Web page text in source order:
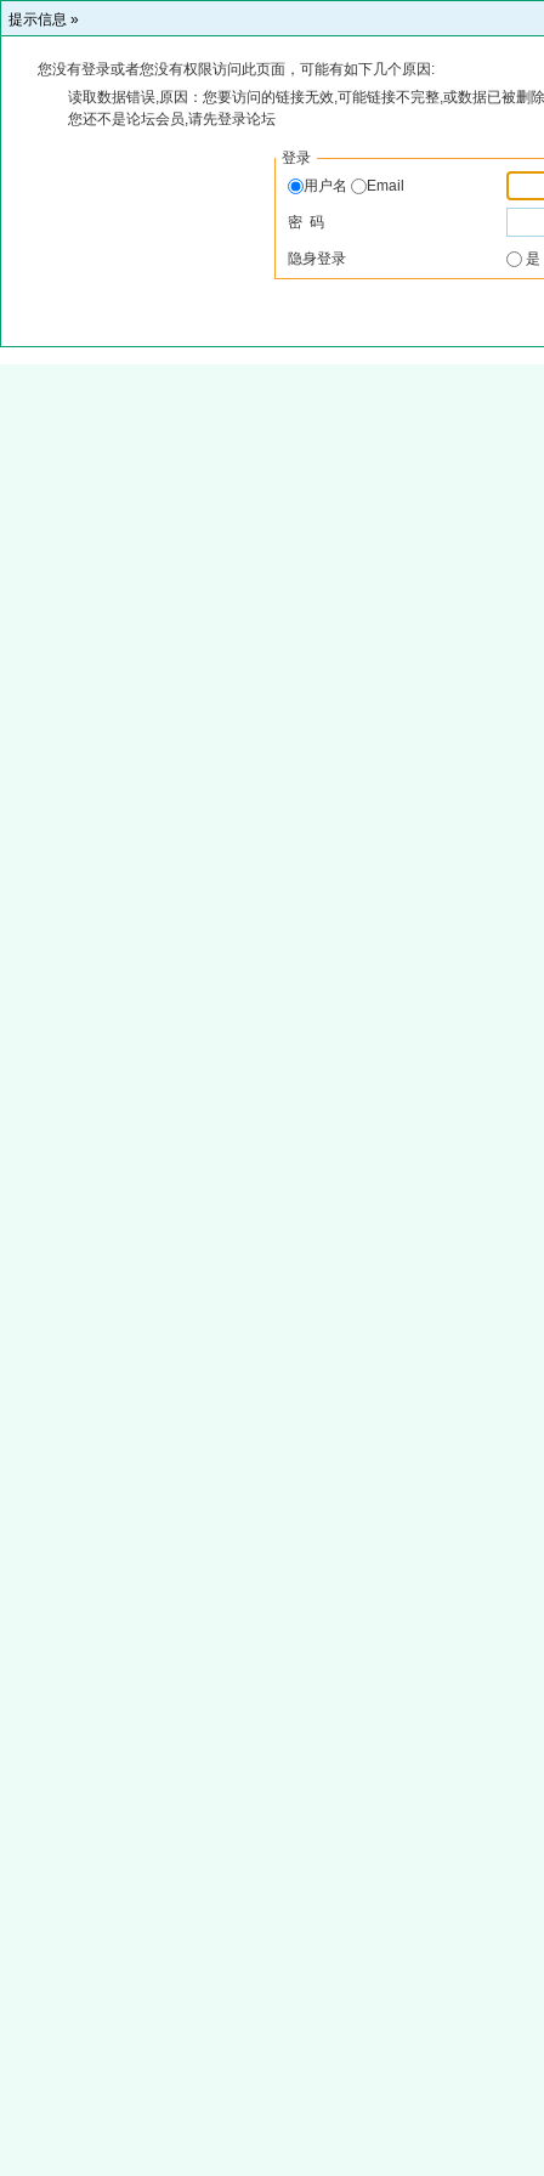
提示信息 »
您没有登录或者您没有权限访问此页面，可能有如下几个原因:
读取数据错误,原因：您要访问的链接无效,可能链接不完整,或数据已被删
您还不是论坛会员,请先登录论坛
登录
用户名
Email
密 码
隐身登录